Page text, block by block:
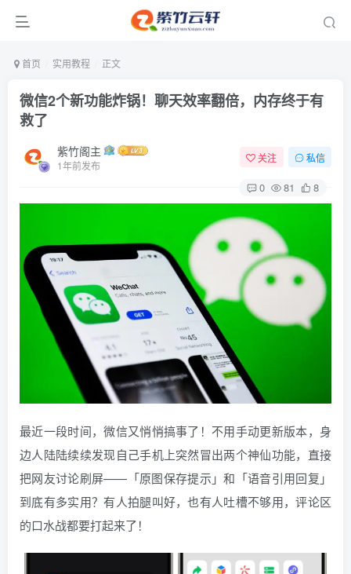
首页 实用教程 正文
微信2个新功能炸锅！聊天效率翻倍，内存终于有
救了
紫竹阁主
1年前发布
关注 私信
0 81 8
最近一段时间，微信又悄悄搞事了！不用手动更新版本，身
边人陆陆续续发现自己手机上突然冒出两个神仙功能，直接
把网友讨论刷屏——「原图保存提示」和「语音引用回复」
到底有多实用？有人拍腿叫好，也有人吐槽不够用，评论区
的口水战都要打起来了！